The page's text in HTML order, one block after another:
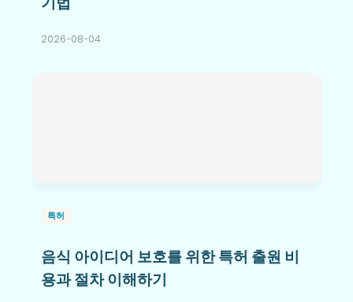
2026-08-04
특허
음식 아이디어 보호를 위한 특허 출원 비
용과 절차 이해하기